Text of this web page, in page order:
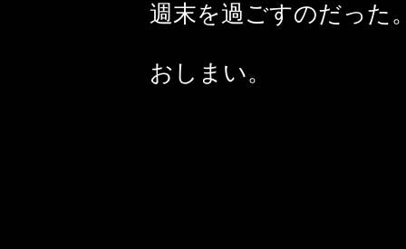
週末を過ごすのだった
おしまい。